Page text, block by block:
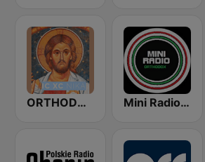
ORTHODOX HEAVEN Mini Radio Orthodox